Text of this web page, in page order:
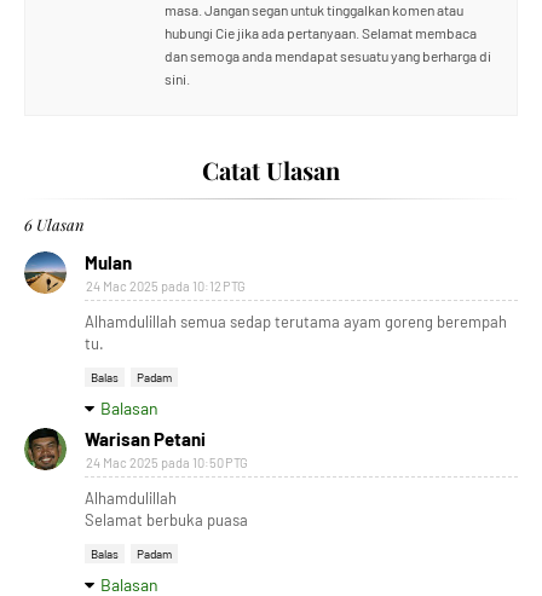
masa. Jangan segan untuk tinggalkan komen atau
hubungi Cie jika ada pertanyaan. Selamat membaca
dan semoga anda mendapat sesuatu yang berharga di
sini.
Catat Ulasan
6 Ulasan
Mulan
24 Mac 2025 pada 10:12 PTG
Alhamdulillah semua sedap terutama ayam goreng berempah
tu.
Balas Padam
Balasan
Warisan Petani
24 Mac 2025 pada 10:50 PTG
Alhamdulillah
Selamat berbuka puasa
Balas Padam
Balasan